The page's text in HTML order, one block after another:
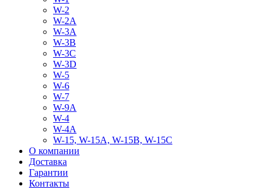
W-2
W-2A
W-3A
W-3B
W-3C
W-3D
W-5
W-6
W-7
W-9A
W-4
W-4A
W-15, W-15A, W-15B, W-15C
О компании
Доставка
Гарантии
Контакты